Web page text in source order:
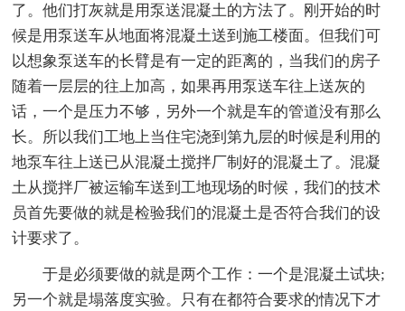
了。他们打灰就是用泵送混凝土的方法了。刚开始的时
候是用泵送车从地面将混凝土送到施工楼面。但我们可
以想象泵送车的长臂是有一定的距离的，当我们的房子
随着一层层的往上加高，如果再用泵送车往上送灰的
话，一个是压力不够，另外一个就是车的管道没有那么
长。所以我们工地上当住宅浇到第九层的时候是利用的
地泵车往上送已从混凝土搅拌厂制好的混凝土了。混凝
土从搅拌厂被运输车送到工地现场的时候，我们的技术
员首先要做的就是检验我们的混凝土是否符合我们的设
计要求了。
于是必须要做的就是两个工作：一个是混凝土试块;
另一个就是塌落度实验。只有在都符合要求的情况下才